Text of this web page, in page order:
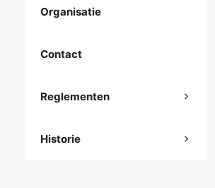
Organisatie
Contact
Reglementen
Historie